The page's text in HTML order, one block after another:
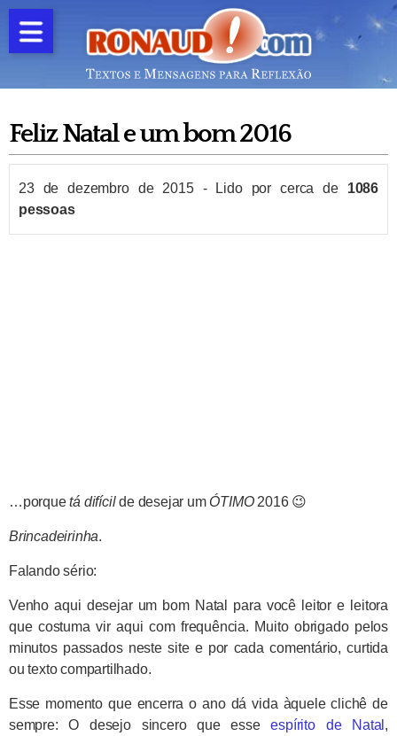
Feliz Natal e um bom 2016
23 de dezembro de 2015- Lido por cerca de 1086
pessoas
…porquetá difícilde desejar um ÓTIMO2016 😉
Brincadeirinha.
Falando sério:
Venho aqui desejar um bom Natal para você leitor e leitora
que costuma vir aqui com frequência. Muito obrigado pelos
minutos passados neste site e por cada comentário, curtida
ou texto compartilhado.
Esse momento que encerra o ano dá vida àquele clichê de
sempre: O desejo sincero que esseespírito de Natal ,